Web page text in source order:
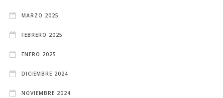
MARZO 2025
FEBRERO 2025
ENERO 2025
DICIEMBRE 2024
NOVIEMBRE 2024